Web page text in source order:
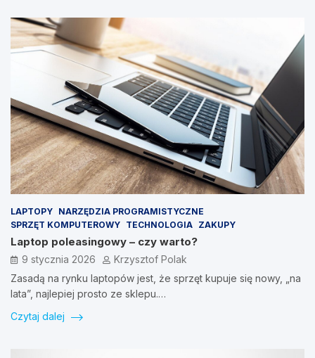
LAPTOPY NARZĘDZIA PROGRAMISTYCZNE
SPRZĘT KOMPUTEROWY TECHNOLOGIA ZAKUPY
Laptop poleasingowy – czy warto?
9 stycznia 2026
Krzysztof Polak
Zasadą na rynku laptopów jest, że sprzęt kupuje się nowy, „na
lata”, najlepiej prosto ze sklepu.…
Czytaj dalej